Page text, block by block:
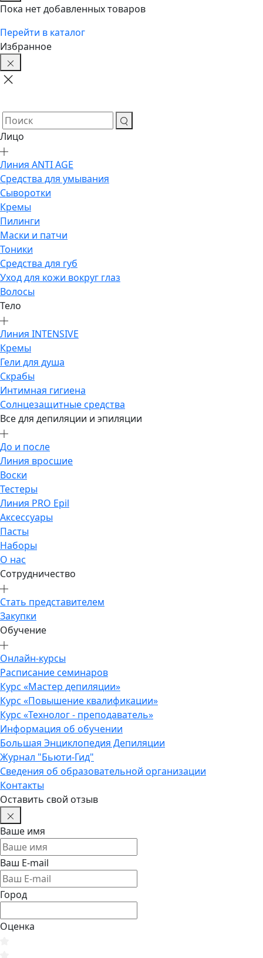
Пока нет добавленных товаров
Перейти в каталог
Избранное
Лицо
Линия ANTI AGE
Средства для умывания
Сыворотки
Кремы
Пилинги
Маски и патчи
Тоники
Средства для губ
Уход для кожи вокруг глаз
Волосы
Тело
Линия INTENSIVE
Кремы
Гели для душа
Скрабы
Интимная гигиена
Солнцезащитные средства
Все для депиляции и эпиляции
До и после
Линия вросшие
Воски
Тестеры
Линия PRO Epil
Аксессуары
Пасты
Наборы
О нас
Сотрудничество
Стать представителем
Закупки
Обучение
Онлайн-курсы
Расписание семинаров
Курс «Мастер депиляции»
Курс «Повышение квалификации»
Курс «Технолог - преподаватель»
Информация об обучении
Большая Энциклопедия Депиляции
Журнал "Бьюти-Гид"
Сведения об образовательной организации
Контакты
Оставить свой отзыв
Ваше имя
Ваш E-mail
Город
Оценка